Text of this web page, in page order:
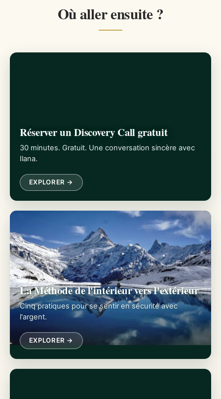
Où aller ensuite ?
Réserver un Discovery Call gratuit
30 minutes. Gratuit. Une conversation sincère avec
Ilana.
EXPLORER →
La Méthode de l'intérieur vers l'extérieur
Cinq pratiques pour se sentir en sécurité avec
l'argent.
EXPLORER →